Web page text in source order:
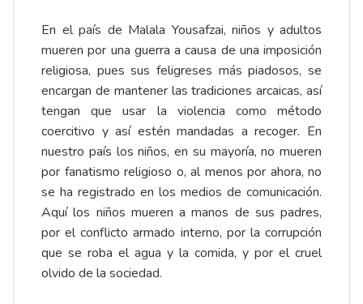
En el país de Malala Yousafzai, niños y adultos
mueren por una guerra a causa de una imposición
religiosa, pues sus feligreses más piadosos, se
encargan de mantener las tradiciones arcaicas, así
tengan que usar la violencia como método
coercitivo y así estén mandadas a recoger. En
nuestro país los niños, en su mayoría, no mueren
por fanatismo religioso o, al menos por ahora, no
se ha registrado en los medios de comunicación.
Aquí los niños mueren a manos de sus padres,
por el conflicto armado interno, por la corrupción
que se roba el agua y la comida, y por el cruel
olvido de la sociedad.